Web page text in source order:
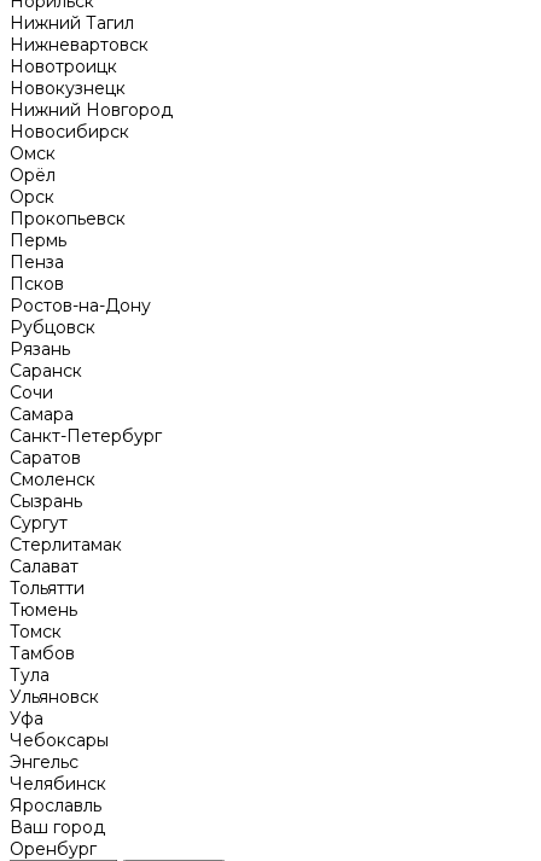
Нижний Тагил
Нижневартовск
Новотроицк
Новокузнецк
Нижний Новгород
Новосибирск
Омск
Орёл
Орск
Прокопьевск
Пермь
Пенза
Псков
Ростов-на-Дону
Рубцовск
Рязань
Саранск
Сочи
Самара
Санкт-Петербург
Саратов
Смоленск
Сызрань
Сургут
Стерлитамак
Салават
Тольятти
Тюмень
Томск
Тамбов
Тула
Ульяновск
Уфа
Чебоксары
Энгельс
Челябинск
Ярославль
Ваш город
Оренбург